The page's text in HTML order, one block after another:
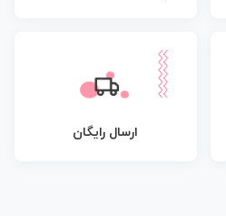
ارسال رایگان